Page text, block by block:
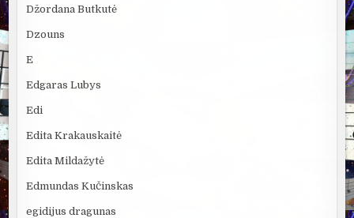
Džordana Butkutė
Dzouns
E
Edgaras Lubys
Edi
Edita Krakauskaitė
Edita Mildažytė
Edmundas Kučinskas
egidijus dragunas